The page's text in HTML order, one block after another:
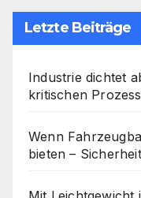
Letzte Beiträge
Industrie dichtet
kritischen
Wenn
bieten –